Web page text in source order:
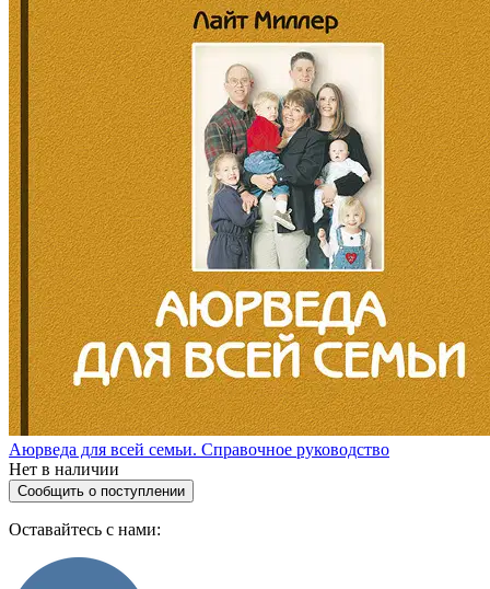
Аюрведа для всей семьи. Справочное руководство
Нет в наличии
Сообщить о поступлении
Оставайтесь с нами: